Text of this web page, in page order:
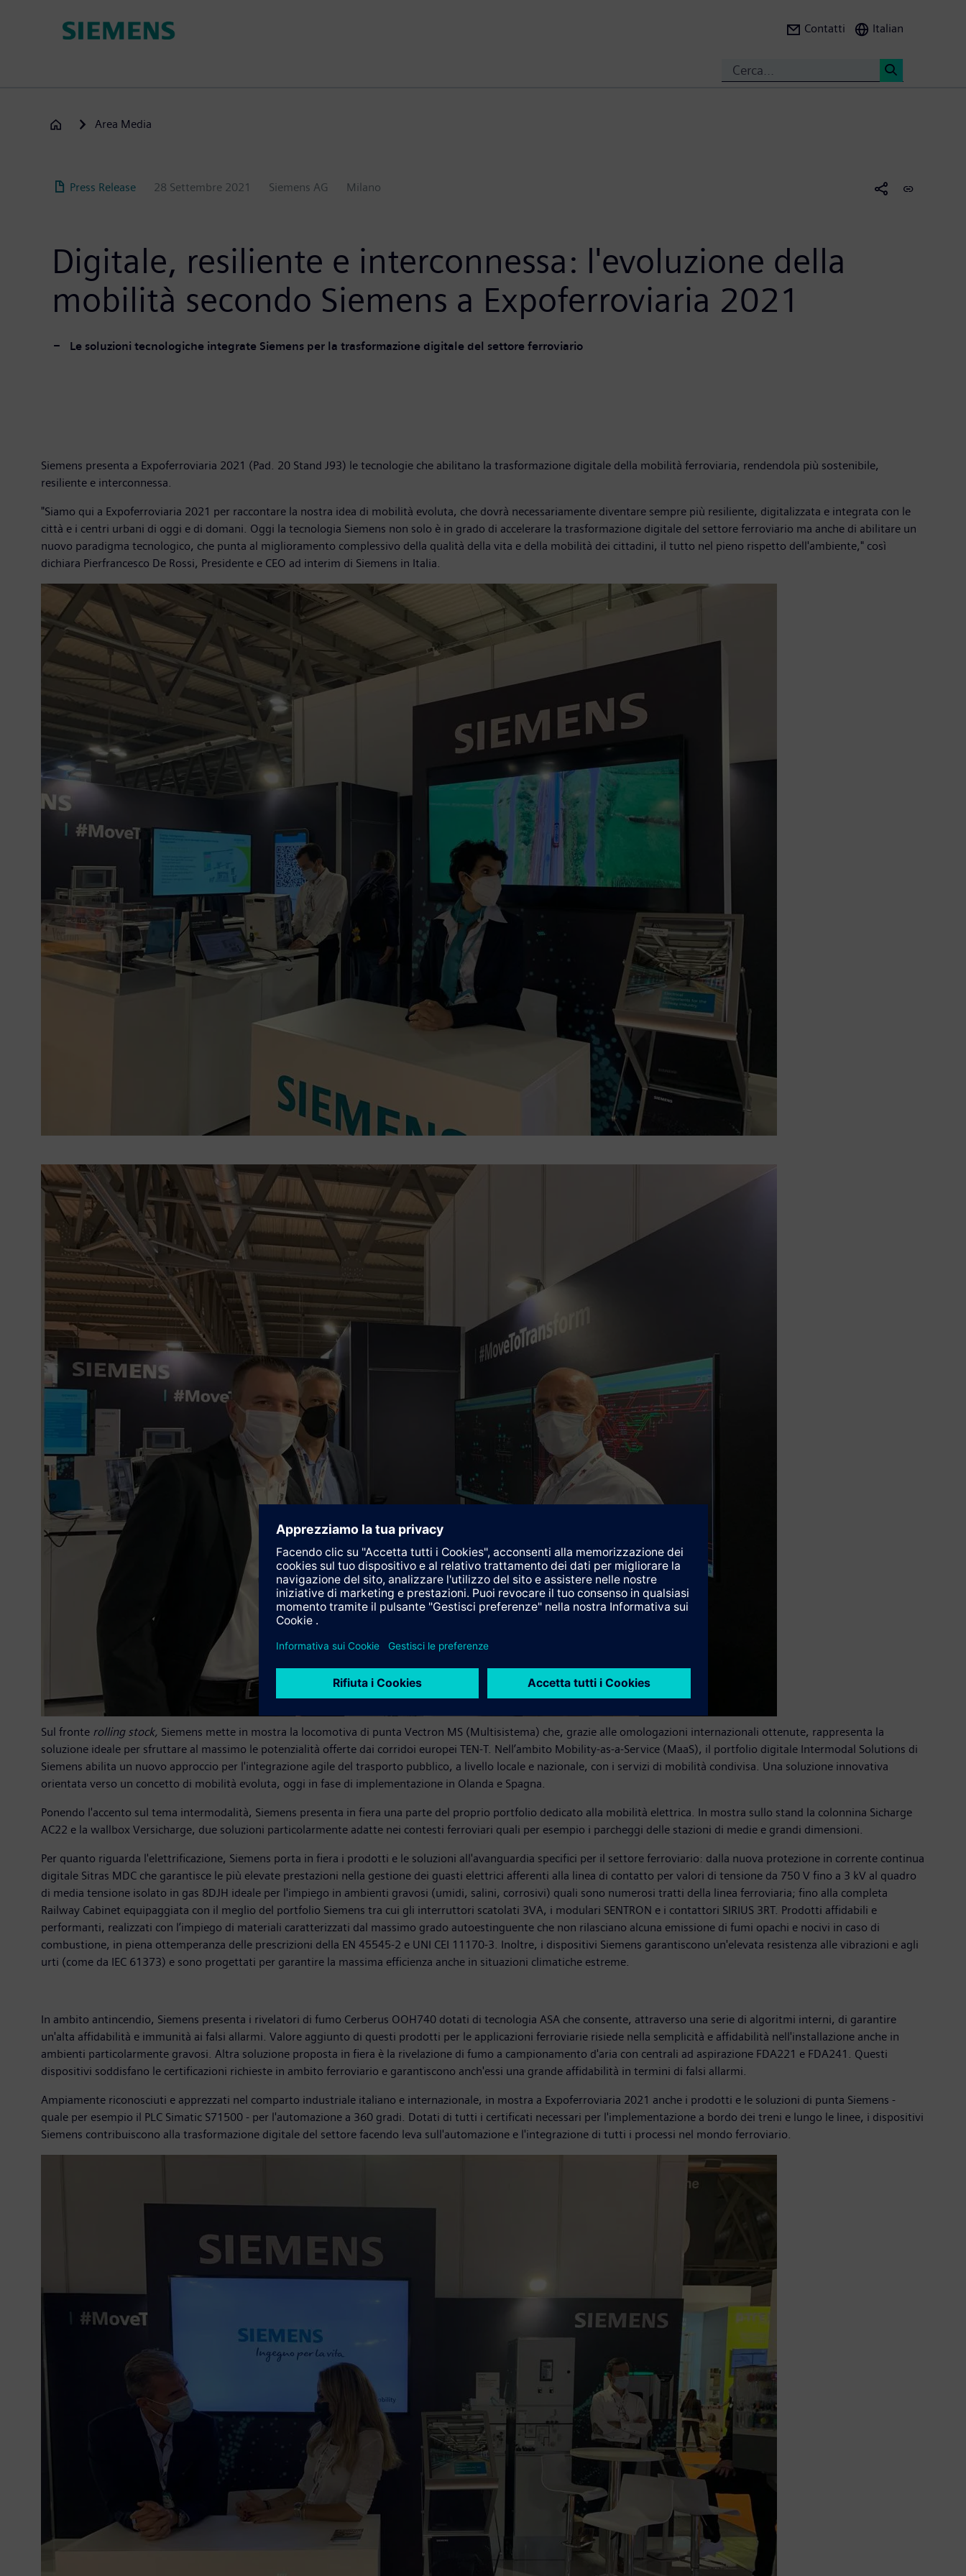
Contatti Italian
Area Media
Press Release 28 Settembre 2021 Siemens AG Milano
Digitale, resiliente e interconnessa: l'evoluzione della
mobilità secondo Siemens a Expoferroviaria 2021
Le soluzioni tecnologiche integrate Siemens per la trasformazione digitale del settore ferroviario
Siemens presenta a Expoferroviaria 2021 (Pad. 20 Stand J93) le tecnologie che abilitano la trasformazione digitale della mobilità ferroviaria, rendendola più sostenibile,
resiliente e interconnessa.
"Siamo qui a Expoferroviaria 2021 per raccontare la nostra idea di mobilità evoluta, che dovrà necessariamente diventare sempre più resiliente, digitalizzata e integrata con le
città e i centri urbani di oggi e di domani. Oggi la tecnologia Siemens non solo è in grado di accelerare la trasformazione digitale del settore ferroviario ma anche di abilitare un
nuovo paradigma tecnologico, che punta al miglioramento complessivo della qualità della vita e della mobilità dei cittadini, il tutto nel pieno rispetto dell'ambiente," così
dichiara Pierfrancesco De Rossi, Presidente e CEO ad interim di Siemens in Italia.
Sul fronte rolling stock, Siemens mette in mostra la locomotiva di punta Vectron MS (Multisistema) che, grazie alle omologazioni internazionali ottenute, rappresenta la
soluzione ideale per sfruttare al massimo le potenzialità offerte dai corridoi europei TEN-T. Nell’ambito Mobility-as-a-Service (MaaS), il portfolio digitale Intermodal Solutions di
Siemens abilita un nuovo approccio per l'integrazione agile del trasporto pubblico, a livello locale e nazionale, con i servizi di mobilità condivisa. Una soluzione innovativa
orientata verso un concetto di mobilità evoluta, oggi in fase di implementazione in Olanda e Spagna.
Ponendo l'accento sul tema intermodalità, Siemens presenta in fiera una parte del proprio portfolio dedicato alla mobilità elettrica. In mostra sullo stand la colonnina Sicharge
AC22 e la wallbox Versicharge, due soluzioni particolarmente adatte nei contesti ferroviari quali per esempio i parcheggi delle stazioni di medie e grandi dimensioni.
Per quanto riguarda l'elettrificazione, Siemens porta in fiera i prodotti e le soluzioni all'avanguardia specifici per il settore ferroviario: dalla nuova protezione in corrente continua
digitale Sitras MDC che garantisce le più elevate prestazioni nella gestione dei guasti elettrici afferenti alla linea di contatto per valori di tensione da 750 V fino a 3 kV al quadro
di media tensione isolato in gas 8DJH ideale per l'impiego in ambienti gravosi (umidi, salini, corrosivi) quali sono numerosi tratti della linea ferroviaria; fino alla completa
Railway Cabinet equipaggiata con il meglio del portfolio Siemens tra cui gli interruttori scatolati 3VA, i modulari SENTRON e i contattori SIRIUS 3RT. Prodotti affidabili e
performanti, realizzati con l’impiego di materiali caratterizzati dal massimo grado autoestinguente che non rilasciano alcuna emissione di fumi opachi e nocivi in caso di
combustione, in piena ottemperanza delle prescrizioni della EN 45545-2 e UNI CEI 11170-3. Inoltre, i dispositivi Siemens garantiscono un'elevata resistenza alle vibrazioni e agli
urti (come da IEC 61373) e sono progettati per garantire la massima efficienza anche in situazioni climatiche estreme.
In ambito antincendio, Siemens presenta i rivelatori di fumo Cerberus OOH740 dotati di tecnologia ASA che consente, attraverso una serie di algoritmi interni, di garantire
un'alta affidabilità e immunità ai falsi allarmi. Valore aggiunto di questi prodotti per le applicazioni ferroviarie risiede nella semplicità e affidabilità nell'installazione anche in
ambienti particolarmente gravosi. Altra soluzione proposta in fiera è la rivelazione di fumo a campionamento d'aria con centrali ad aspirazione FDA221 e FDA241. Questi
dispositivi soddisfano le certificazioni richieste in ambito ferroviario e garantiscono anch'essi una grande affidabilità in termini di falsi allarmi.
Ampiamente riconosciuti e apprezzati nel comparto industriale italiano e internazionale, in mostra a Expoferroviaria 2021 anche i prodotti e le soluzioni di punta Siemens -
quale per esempio il PLC Simatic S71500 - per l'automazione a 360 gradi. Dotati di tutti i certificati necessari per l'implementazione a bordo dei treni e lungo le linee, i dispositivi
Siemens contribuiscono alla trasformazione digitale del settore facendo leva sull'automazione e l'integrazione di tutti i processi nel mondo ferroviario.